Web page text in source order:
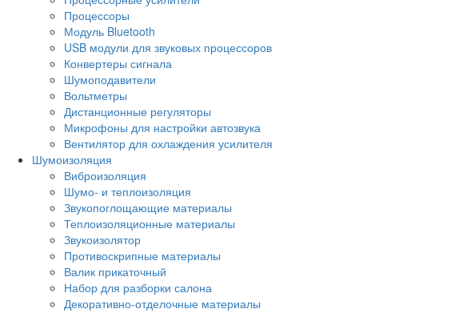
Процессоры
Модуль Bluetooth
USB модули для звуковых процессоров
Конвертеры сигнала
Шумоподавители
Вольтметры
Дистанционные регуляторы
Микрофоны для настройки автозвука
Вентилятор для охлаждения усилителя
Шумоизоляция
Виброизоляция
Шумо- и теплоизоляция
Звукопоглощающие материалы
Теплоизоляционные материалы
Звукоизолятор
Противоскрипные материалы
Валик прикаточный
Набор для разборки салона
Декоративно-отделочные материалы